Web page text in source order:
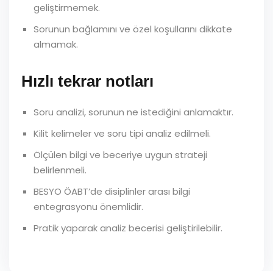
geliştirmemek.
Sorunun bağlamını ve özel koşullarını dikkate
almamak.
Hızlı tekrar notları
Soru analizi, sorunun ne istediğini anlamaktır.
Kilit kelimeler ve soru tipi analiz edilmeli.
Ölçülen bilgi ve beceriye uygun strateji
belirlenmeli.
BESYO ÖABT’de disiplinler arası bilgi
entegrasyonu önemlidir.
Pratik yaparak analiz becerisi geliştirilebilir.